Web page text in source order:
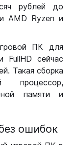
рублей до
AMD Ryzen и
ПК для
FullHD сейчас
Такая сборка
процессор,
памяти и
ошибок